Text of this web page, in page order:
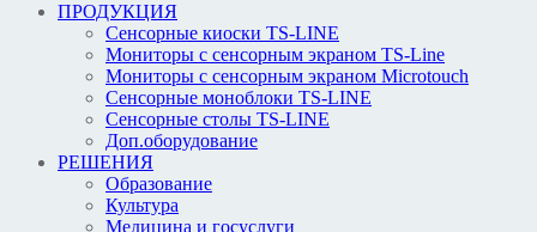
ПРОДУКЦИЯ
Сенсорные киоски TS-LINE
Мониторы с сенсорным экраном TS-Line
Мониторы с сенсорным экраном Microtouch
Сенсорные моноблоки TS-LINE
Сенсорные столы TS-LINE
Доп.оборудование
РЕШЕНИЯ
Образование
Культура
Медицина и госуслуги